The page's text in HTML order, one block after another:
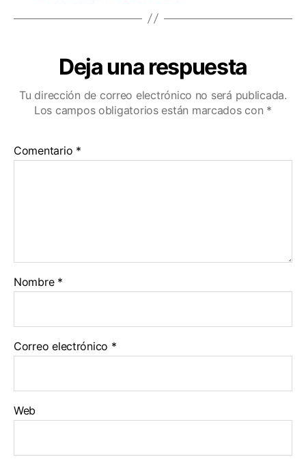
Deja una respuesta
Tu dirección de correo electrónico no será publicada.
Los campos obligatorios están marcados con *
Comentario *
Nombre *
Correo electrónico *
Web